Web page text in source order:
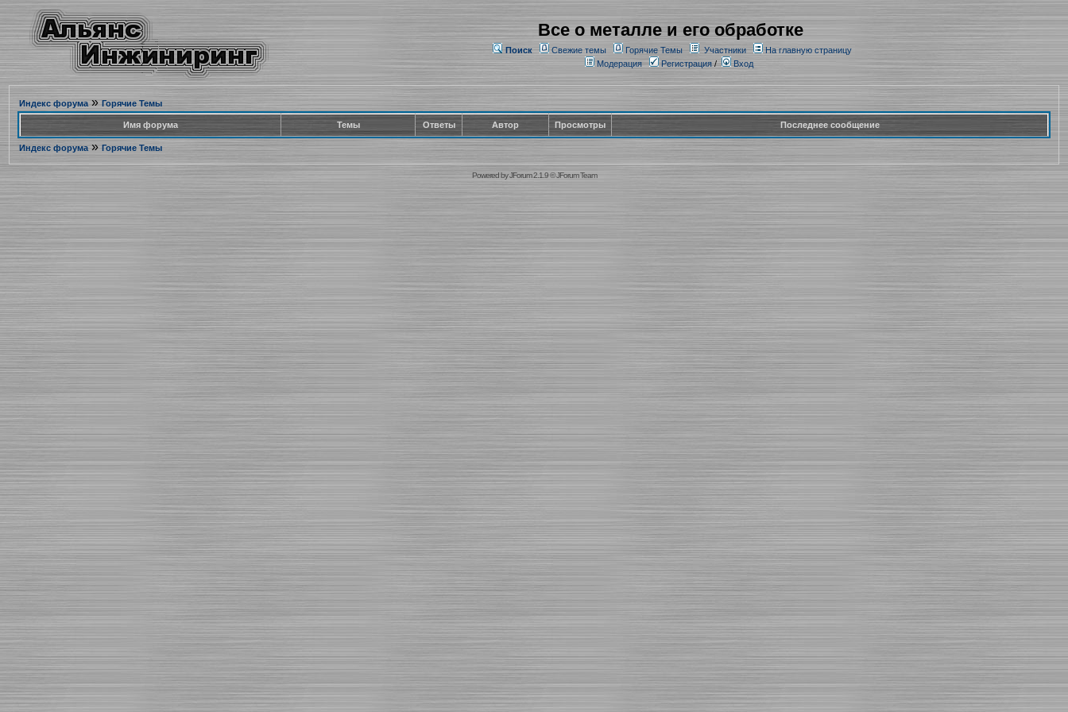
Все о металле и его обработке
Поиск Свежие темы Горячие Темы Участники
На главную страницу
Модерация
Регистрация/ Вход
Индекс форума» Горячие Темы
Имя форума Темы Ответы Автор Просмотры Последнее сообщение
Индекс форума» Горячие Темы
Powered byJForum 2.1.9©JForum Team